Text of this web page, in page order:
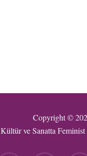
Copyright ©
Kültür ve Sanatta Feminist